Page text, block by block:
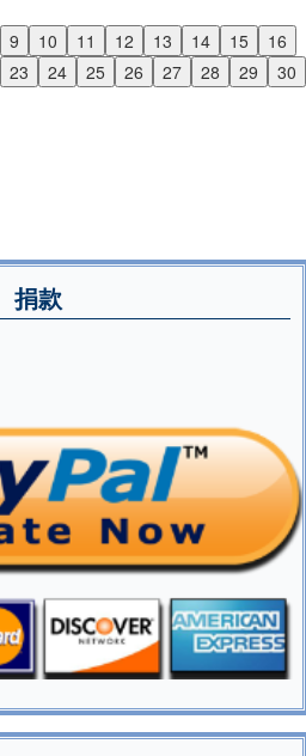
9 10 11 12 13 14 15
16
23 24 25 26 27 28 29
30
捐款